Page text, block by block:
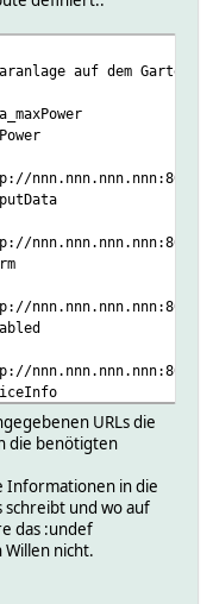
dem
reading
1
1
Alarm
1
1
1
3600
URLs die
die benötigten
Informationen in die
und wo auf
das :undef
Willen nicht.